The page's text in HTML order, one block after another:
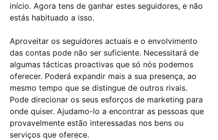
início. Agora tens de ganhar estes seguidores, e não
estás habituado a isso.
Aproveitar os seguidores actuais e o envolvimento
das contas pode não ser suficiente. Necessitará de
algumas tácticas proactivas que só nós podemos
oferecer. Poderá expandir mais a sua presença, ao
mesmo tempo que se distingue de outros rivais.
Pode direcionar os seus esforços de marketing para
onde quiser. Ajudamo-lo a encontrar as pessoas que
provavelmente estão interessadas nos bens ou
serviços que oferece.